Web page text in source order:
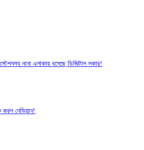
নানা এলাকায় বসেছে ডিজিটাল লকার!
করল নেভিয়ান!